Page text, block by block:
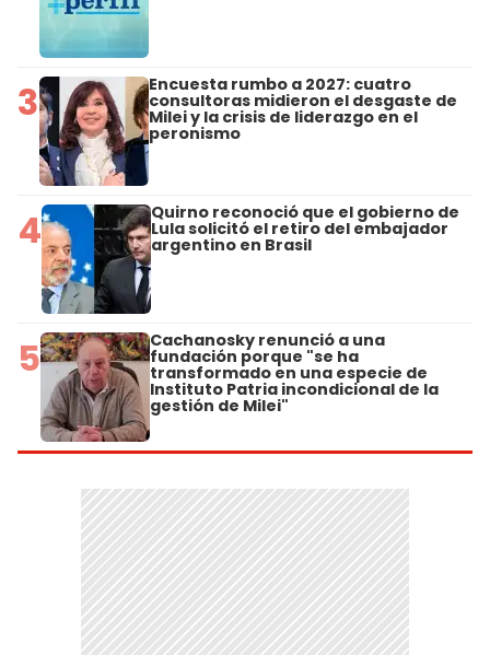
3 Encuesta rumbo a 2027: cuatro
consultoras midieron el desgaste de
Milei y la crisis de liderazgo en el
peronismo
4 Quirno reconoció que el gobierno de
Lula solicitó el retiro del embajador
argentino en Brasil
5 Cachanosky renunció a una
fundación porque "se ha
transformado en una especie de
Instituto Patria incondicional de la
gestión de Milei"